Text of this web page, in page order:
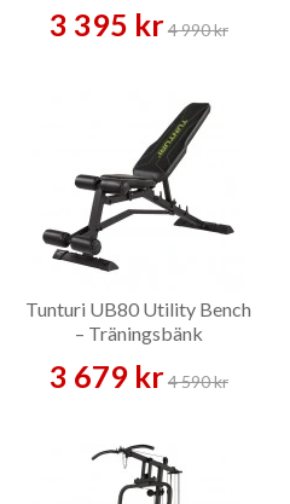
3 395 kr4 990 kr
Tunturi UB80 Utility Bench
– Träningsbänk
3 679 kr4 590 kr